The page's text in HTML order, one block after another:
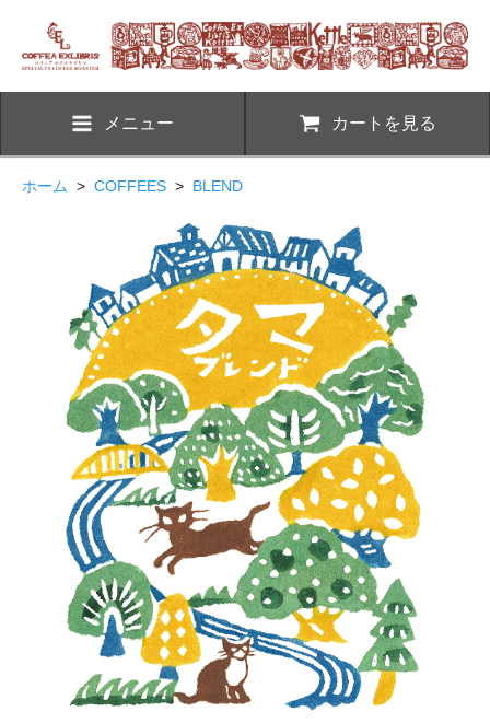
メニュー カートを見る
ホーム > COFFEES > BLEND